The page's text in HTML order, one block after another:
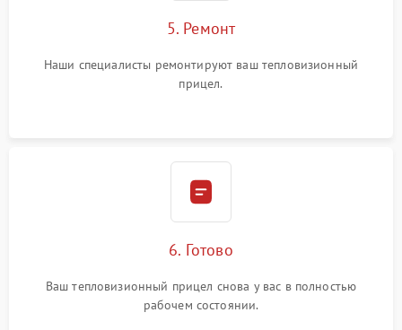
5. Ремонт
Наши специалисты ремонтируют ваш тепловизионный
прицел.
6. Готово
Ваш тепловизионный прицел снова у вас в полностью
рабочем состоянии.